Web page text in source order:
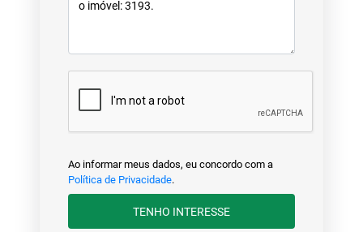
Ao informar meus dados, eu concordo com a
Política de Privacidade.
TENHO INTERESSE